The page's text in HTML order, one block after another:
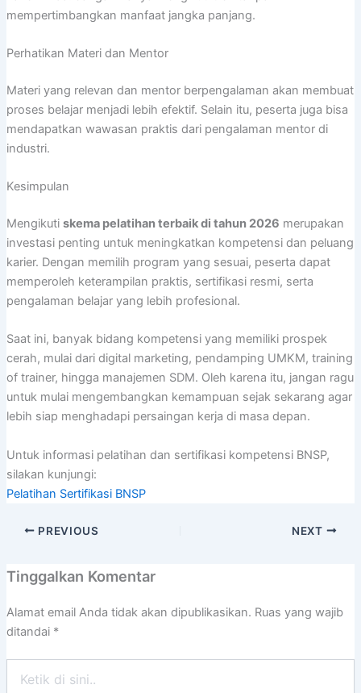
mempertimbangkan manfaat jangka panjang.
Perhatikan Materi dan Mentor
Materi yang relevan dan mentor berpengalaman akan membuat
proses belajar menjadi lebih efektif. Selain itu, peserta juga bisa
mendapatkan wawasan praktis dari pengalaman mentor di
industri.
Kesimpulan
Mengikuti skema pelatihan terbaik di tahun 2026 merupakan
investasi penting untuk meningkatkan kompetensi dan peluang
karier. Dengan memilih program yang sesuai, peserta dapat
memperoleh keterampilan praktis, sertifikasi resmi, serta
pengalaman belajar yang lebih profesional.
Saat ini, banyak bidang kompetensi yang memiliki prospek
cerah, mulai dari digital marketing, pendamping UMKM, training
of trainer, hingga manajemen SDM. Oleh karena itu, jangan ragu
untuk mulai mengembangkan kemampuan sejak sekarang agar
lebih siap menghadapi persaingan kerja di masa depan.
Untuk informasi pelatihan dan sertifikasi kompetensi BNSP,
silakan kunjungi:
Pelatihan Sertifikasi BNSP
PREVIOUS NEXT
Tinggalkan Komentar
Alamat email Anda tidak akan dipublikasikan. Ruas yang wajib
ditandai *